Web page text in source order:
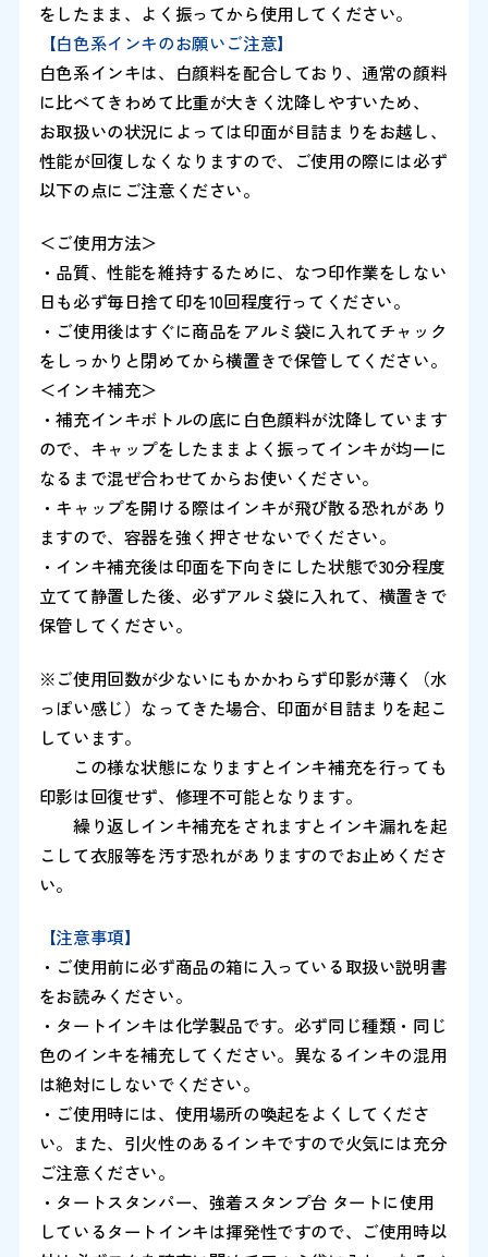
をしたまま、よく振ってから使用してください。
【白色系インキのお願いご注意】
白色系インキは、白顔料を配合しており、通常の顔料
に比べてきわめて比重が大きく沈降しやすいため、
お取扱いの状況によっては印面が目詰まりをお越し、
性能が回復しなくなりますので、ご使用の際には必ず
以下の点にご注意ください。
＜ご使用方法＞
・品質、性能を維持するために、なつ印作業をしない
日も必ず毎日捨て印を10回程度行ってください。
・ご使用後はすぐに商品をアルミ袋に入れてチャック
をしっかりと閉めてから横置きで保管してください。
＜インキ補充＞
・補充インキボトルの底に白色顔料が沈降しています
ので、キャップをしたままよく振ってインキが均一に
なるまで混ぜ合わせてからお使いください。
・キャップを開ける際はインキが飛び散る恐れがあり
ますので、容器を強く押させないでください。
・インキ補充後は印面を下向きにした状態で30分程度
立てて静置した後、必ずアルミ袋に入れて、横置きで
保管してください。
※ご使用回数が少ないにもかかわらず印影が薄く（水
っぽい感じ）なってきた場合、印面が目詰まりを起こ
しています。
この様な状態になりますとインキ補充を行っても
印影は回復せず、修理不可能となります。
繰り返しインキ補充をされますとインキ漏れを起
こして衣服等を汚す恐れがありますのでお止めくださ
い。
【注意事項】
・ご使用前に必ず商品の箱に入っている取扱い説明書
をお読みください。
・タートインキは化学製品です。必ず同じ種類・同じ
色のインキを補充してください。異なるインキの混用
は絶対にしないでください。
・ご使用時には、使用場所の喚起をよくしてくださ
い。また、引火性のあるインキですので火気には充分
ご注意ください。
・タートスタンパー、強着スタンプ台 タートに使用
しているタートインキは揮発性ですので、ご使用時以